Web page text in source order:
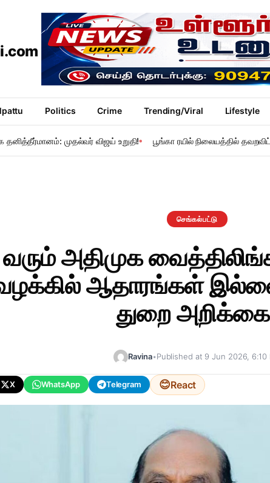
Politics Crime Trending/Viral Lifestyle
தனித்தீர்மானம்: முதல்வர் விஜய் உறுதி! பூங்கா ரயில் நிலையத்தில்
செங்கல்பட்டு
வரும் அதிமுக
ஆதாரங்கள் இல்லை
துறை
Ravina•Published at 9 Jun 2026, 6:10
X WhatsApp Telegram 😊React